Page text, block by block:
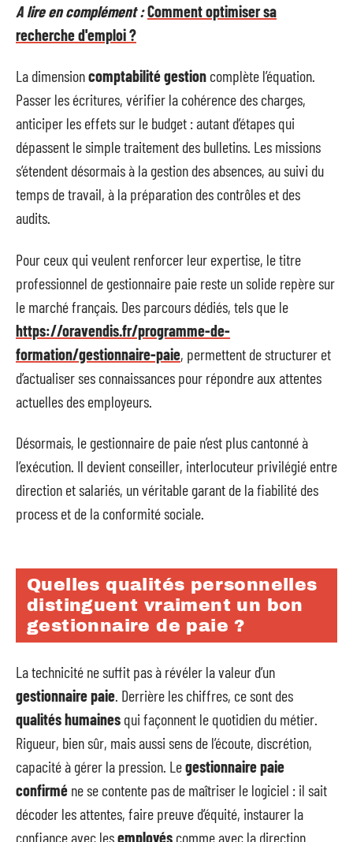
A lire en complément :Comment optimiser sa
recherche d'emploi ?
La dimensioncomptabilité gestion complète l’équation.
Passer les écritures, vérifier la cohérence des charges,
anticiper les effets sur le budget : autant d’étapes qui
dépassent le simple traitement des bulletins. Les missions
s’étendent désormais à la gestion des absences, au suivi du
temps de travail, à la préparation des contrôles et des
audits.
Pour ceux qui veulent renforcer leur expertise, le titre
professionnel de gestionnaire paie reste un solide repère sur
le marché français. Des parcours dédiés, tels que le
https://oravendis.fr/programme-de-
formation/gestionnaire-paie, permettent de structurer et
d’actualiser ses connaissances pour répondre aux attentes
actuelles des employeurs.
Désormais, le gestionnaire de paie n’est plus cantonné à
l’exécution. Il devient conseiller, interlocuteur privilégié entre
direction et salariés, un véritable garant de la fiabilité des
process et de la conformité sociale.
Quelles qualités personnelles
distinguent vraiment un bon
gestionnaire de paie ?
La technicité ne suffit pas à révéler la valeur d’un
gestionnaire paie. Derrière les chiffres, ce sont des
qualités humaines qui façonnent le quotidien du métier.
Rigueur, bien sûr, mais aussi sens de l’écoute, discrétion,
capacité à gérer la pression. Legestionnaire paie
confirmé ne se contente pas de maîtriser le logiciel : il sait
décoder les attentes, faire preuve d’équité, instaurer la
confiance avec lesemployés comme avec la direction.